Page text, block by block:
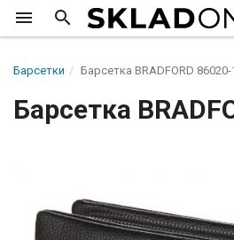
Барсетки Барсетка BRADFORD 86020-
Барсетка